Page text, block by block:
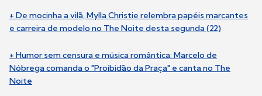
+ De mocinha a vilã, Mylla Christie relembra papéis marcantes
e carreira de modelo no The Noite desta segunda (22)
+ Humor sem censura e música romântica: Marcelo de
Nóbrega comanda o "Proibidão da Praça" e canta no The
Noite